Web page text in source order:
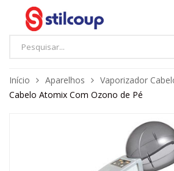
Início Aparelhos Vaporizador
Cabelo Atomix Com Ozono de Pé